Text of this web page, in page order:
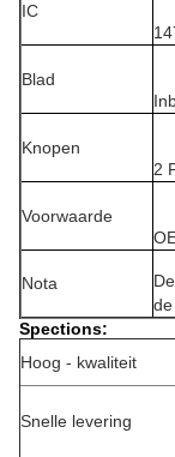
IC
Blad
Knopen
2
Voorwaarde
Nota
de
Spections:
Hoog - kwaliteit
Snelle levering